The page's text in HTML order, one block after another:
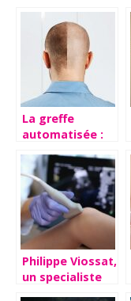
opérations
possibles sur le
sexe masculin
La greffe
automatisée :
reconnue avec
artas cheveux
Philippe Viossat,
un specialiste